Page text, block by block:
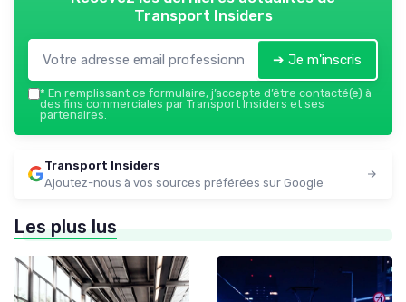
Transport Insiders
➔ Je m'inscris
* En remplissant ce formulaire, j’accepte d’être contacté(e) à
des fins commerciales par Transport Insiders et ses
partenaires.
Transport Insiders
Ajoutez-nous à vos sources préférées sur Google
Les plus lus